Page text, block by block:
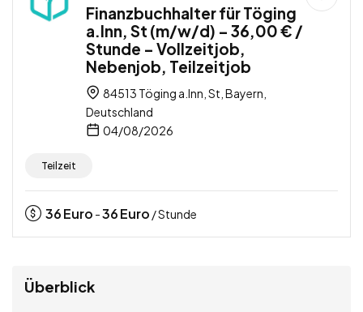
Finanzbuchhalter für Töging
a.Inn, St (m/w/d) – 36,00 € /
Stunde – Vollzeitjob,
Nebenjob, Teilzeitjob
84513 Töging a.Inn, St, Bayern,
Deutschland
04/08/2026
Teilzeit
36Euro -36Euro / Stunde
Überblick